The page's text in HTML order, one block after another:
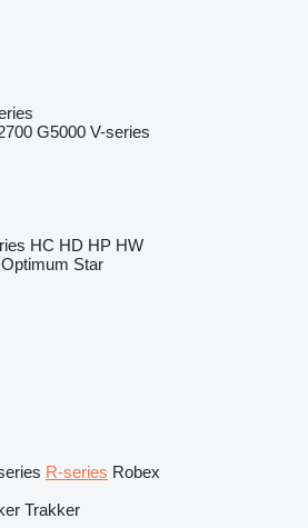
G5000 V-series
HC HD HP HW
Optimum Star
R-series Robex
Trakker